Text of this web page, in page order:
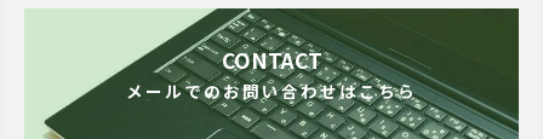
CONTACT
メールでのお問い合わせはこちら